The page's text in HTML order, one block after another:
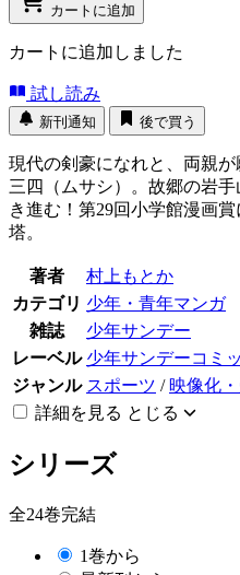
カートに追加
カートに追加しました
試し読み
新刊通知 後で買う
現代の剣豪になれと、両親
三四（ムサシ）。故郷の岩
き進む！第29回小学館漫画
塔。
著者
村上もとか
カテゴリ 少年・青年マンガ
雑誌
少年サンデー
レーベル 少年サンデーコミ
ジャンル スポーツ / 映像化
詳細を見る とじる
シリーズ
全24巻完結
1巻から